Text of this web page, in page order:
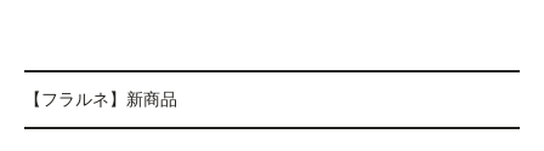
【フラルネ】新商品